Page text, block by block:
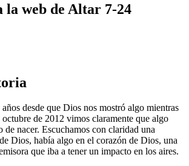
la web de Altar 7-24
desde que Dios nos mostró algo mientras
de 2012 vimos claramente que algo
de nacer. Escuchamos con claridad una
Dios, había algo en el corazón de Dios, una
que iba a tener un impacto en los aires.